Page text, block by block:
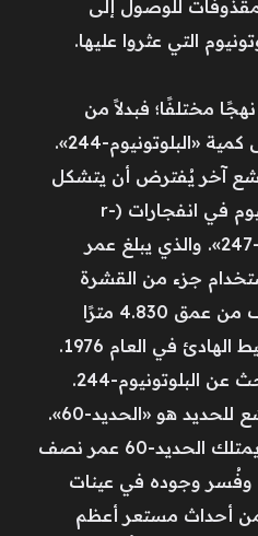
للوصول إلى
التي عثروا عليها.
مختلفًا؛ فبدلاً من
العمل العكسي استنادًا إلى كمية «البلوتونيوم-244».
آخر يُفترض أن يتشكل
جنبًا إلى جنب مع البلوتونيوم في انفجارات (r-
process). وهو «الكوريوم-247». والذي يبلغ عمر
باستخدام جزء من القشرة
الحديدية والمنغنيزية جُرف من عمق 4.830 مترًا
(15.850 قدمًا) تحت المحيط الهادئ في العام 1976.
أجرى الباحثون مسحًا للبحث عن البلوتونيوم-244.
والكوريوم-247. ونظير مشع للحديد هو «الحديد-60».
وهو أيضًا ذو أصل كوني. يمتلك الحديد-60 عمر نصف
فقط. وفُسر وجوده في عينات
أحداث مستعر أعظم